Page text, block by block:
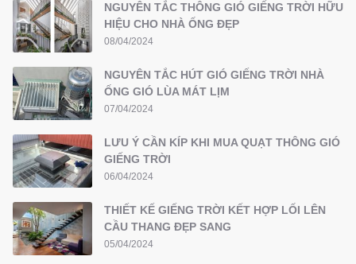
NGUYÊN TẮC THÔNG GIÓ GIẾNG TRỜI HỮU
HIỆU CHO NHÀ ỐNG ĐẸP
08/04/2024
NGUYÊN TẮC HÚT GIÓ GIẾNG TRỜI NHÀ
ỐNG GIÓ LÙA MÁT LỊM
07/04/2024
LƯU Ý CẦN KÍP KHI MUA QUẠT THÔNG GIÓ
GIẾNG TRỜI
06/04/2024
THIẾT KẾ GIẾNG TRỜI KẾT HỢP LỐI LÊN
CẦU THANG ĐẸP SANG
05/04/2024